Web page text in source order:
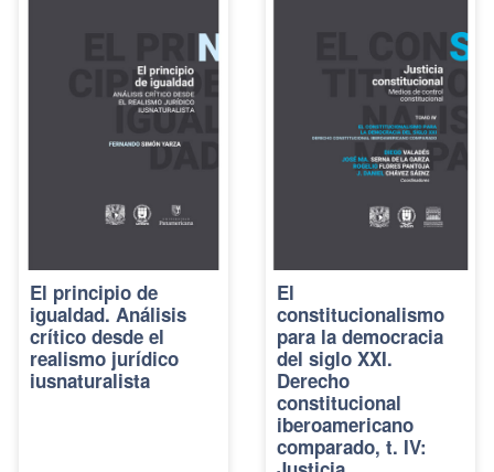
El principio de
igualdad. Análisis
crítico desde el
realismo jurídico
iusnaturalista
El
constitucionalismo
para la democracia
del siglo XXI.
Derecho
constitucional
iberoamericano
comparado, t. IV: